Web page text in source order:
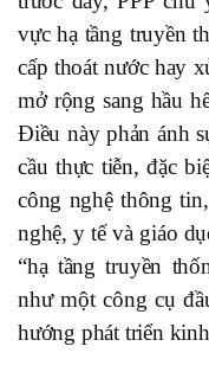
vực hạ tầng truyền
cấp thoát nước hay
mở rộng sang hầu
Điều này phản ánh
cầu thực tiễn, đặc
công nghệ thông
nghệ, y tế và giáo
“hạ tầng truyền
như một công cụ
hướng phát triển